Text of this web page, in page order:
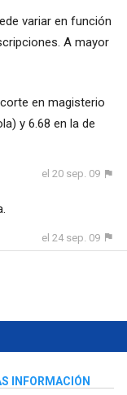
variar en función
A mayor
en magisterio
y 6.68 en la de
el 20 sep. 09
el 24 sep. 09
INFORMACIÓN